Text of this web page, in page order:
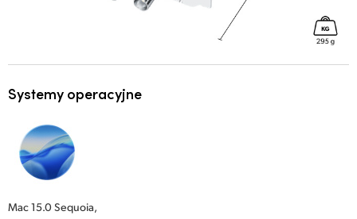
Systemy operacyjne
Mac 15.0 Sequoia,